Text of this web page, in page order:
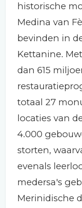
historische
Medina van
bevinden in
Kettanine.
dan 615
totaal 27
locaties van
4.000
storten,
evenals
medersa's
Merinidische